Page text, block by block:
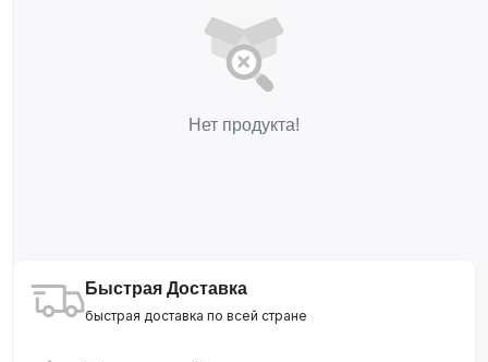
Нет продукта!
Быстрая Доставка
быстрая доставка по всей стране